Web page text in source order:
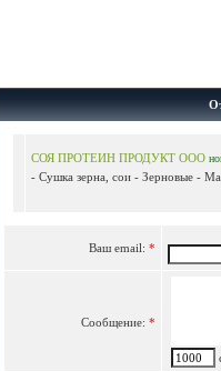
СОЯ ПРОТЕИН ПРОДУКТ ООО
- Сушка зерна, сои - Зерновые -
Ваш email: *
Сообщение: *